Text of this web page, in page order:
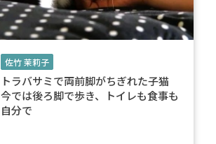
佐竹 茉莉子
トラバサミで両前脚がちぎれた子猫
今では後ろ脚で歩き、トイレも食事も
自分で